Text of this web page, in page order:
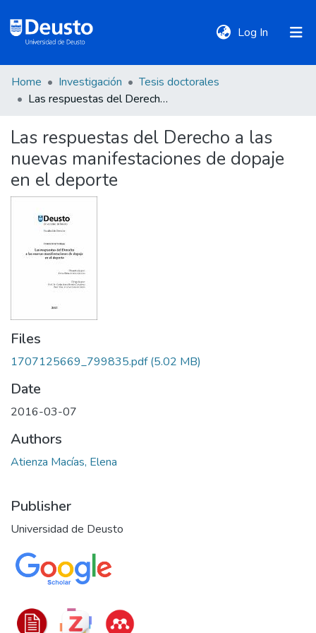
Log In (current)
DeustoTeka
Communities
&
Collections
All of DSpace
Home Investigación
Tesis doctorales
Las respuestas del Derecho a las nuevas manifestaciones de dopaje en el deporte
Las respuestas del Derecho a las
nuevas manifestaciones de dopaje
en el deporte
Files
1707125669_799835.pdf(5.02 MB)
Date
2016-03-07
Authors
Atienza Macías, Elena
Publisher
Universidad de Deusto